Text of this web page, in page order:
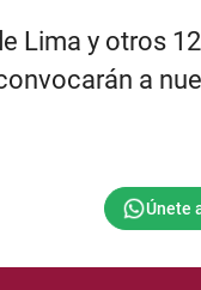
Lima y otros
a